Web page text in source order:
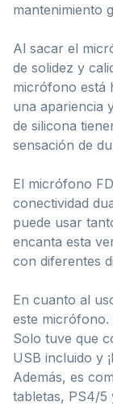
mantenimiento
Al sacar el
de solidez y
micrófono está
una apariencia
de silicona
sensación de
El micrófono
conectividad
puede usar
encanta esta
con diferentes
En cuanto al
este
Solo tuve que
USB incluido y
Además, es
tabletas, PS4/5